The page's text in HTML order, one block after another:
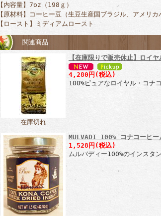
【内容量】7oz（198ｇ）
【原材料】コーヒー豆（生豆生産国ブラジル、アメリ
【ロースト】ミディアムロースト
関連商品
在庫切れ
【在庫限りで販売休止】ロ
4,280円(税込)
100%ピュアなロイヤル・コ
MULVADI 100% コナコーヒー
1,528円(税込)
ムルバディー100%のインスタ